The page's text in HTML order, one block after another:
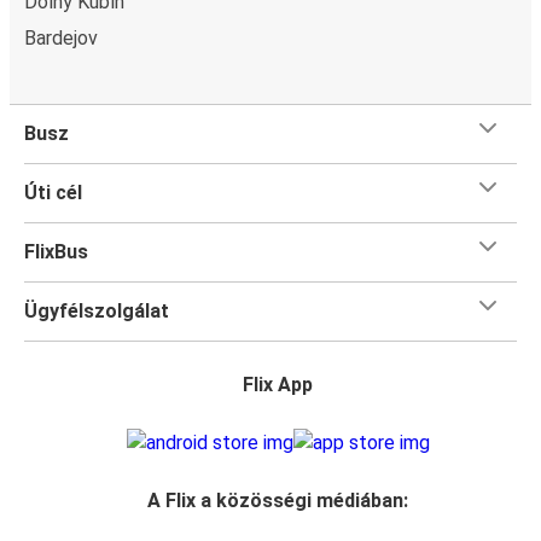
Bardejov
Busz
Úti cél
FlixBus
Ügyfélszolgálat
Flix App
A Flix a közösségi médiában: